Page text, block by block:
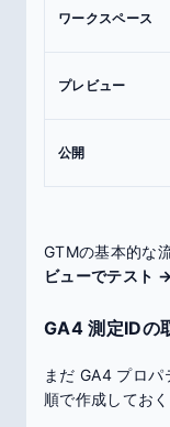
ワークスペース
プレビュー
公開
GTMの基本的な
ビューでテスト
GA4 測定IDの
まだ GA4 プロ
順で作成しておく